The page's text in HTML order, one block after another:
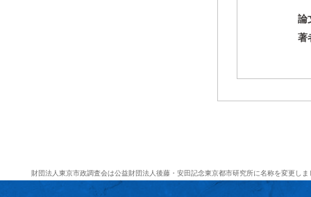
論
著
財団法人東京市政調査会は公益財団法人後藤・安田記念東京都市研究所に名称を変更しま